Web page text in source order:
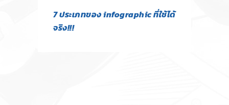
7 ประเภทของ infographic ที่ใช้ได้
จริง!!!